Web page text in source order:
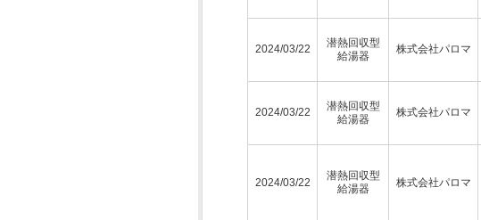
2024/03/22
潜熱回収型
給湯器
株式会社パロマ
2024/03/22
潜熱回収型
給湯器
株式会社パロマ
2024/03/22
潜熱回収型
給湯器
株式会社パロマ